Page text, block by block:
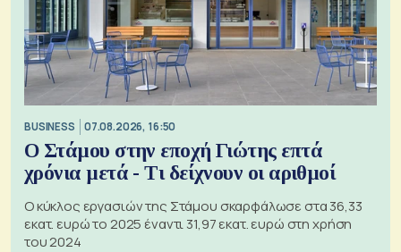
BUSINESS 07.08.2026, 16:50
Ο Στάμου στην εποχή Γιώτης επτά
χρόνια μετά - Τι δείχνουν οι αριθμοί
Ο κύκλος εργασιών της Στάμου σκαρφάλωσε στα 36,33
εκατ. ευρώ το 2025 έναντι 31,97 εκατ. ευρώ στη χρήση
του 2024